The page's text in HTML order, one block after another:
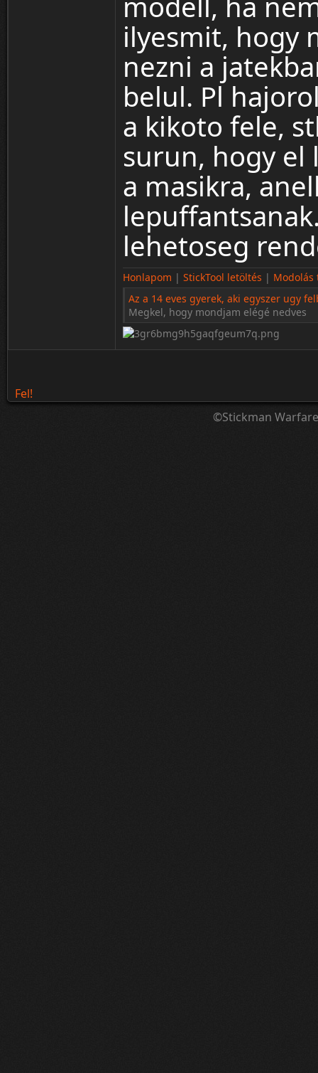
ilyesmit, hogy
nezni a
belul. Pl
a kikoto fele,
surun, hogy el
a masikra,
lehetoseg
Honlapom | StickTool letöltés | Modolás
Az a 14 eves gyerek, aki egyszer ugy
Megkel, hogy mondjam elégé nedves
Fel!
©Stickman Warfare